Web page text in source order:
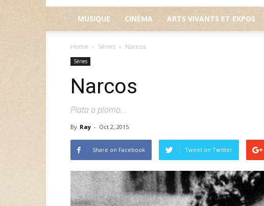
MUSIQUE CINÉMA ARTS VIVANTS ET EXPOS
Home Séries Narcos
Séries
Narcos
Plata o plomo...
By Ray - Oct 2, 2015
Share on Facebook Tweet on Twitter